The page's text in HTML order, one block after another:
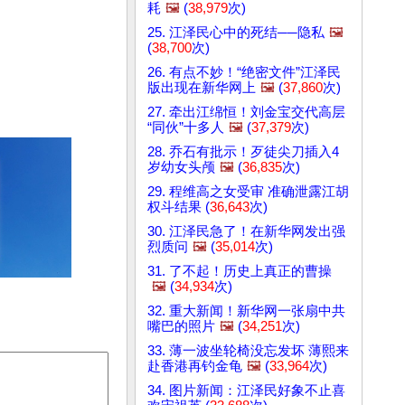
耗 🖼️ (38,979次)
25. 江泽民心中的死结──隐私 🖼️
(38,700次)
26. 有点不妙！“绝密文件”江泽民
版出现在新华网上 🖼️ (37,860次)
27. 牵出江绵恒！刘金宝交代高层
“同伙”十多人 🖼️ (37,379次)
28. 乔石有批示！歹徒尖刀插入4
岁幼女头颅 🖼️ (36,835次)
29. 程维高之女受审 准确泄露江胡
权斗结果 (36,643次)
30. 江泽民急了！在新华网发出强
烈质问 🖼️ (35,014次)
31. 了不起！历史上真正的曹操
🖼️ (34,934次)
32. 重大新闻！新华网一张扇中共
嘴巴的照片 🖼️ (34,251次)
33. 薄一波坐轮椅没忘发坏 薄熙来
赴香港再钓金龟 🖼️ (33,964次)
34. 图片新闻：江泽民好象不止喜